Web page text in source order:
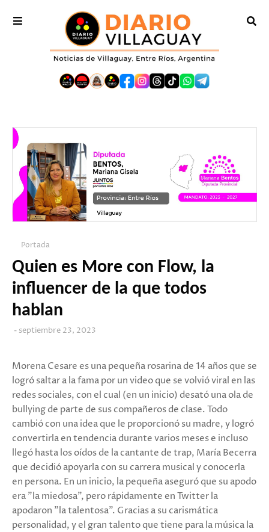
Portada
Quien es More con Flow, la
influencer de la que todos
hablan
septiembre 23, 2023
Morena Cesare es una pequeña rosarina de 14 años que se
logró saltar a la fama por un video que se volvió viral en las
redes sociales, con el cual (en un inicio) desató una ola de
bullying de parte de sus compañeros de clase. Todo
cambió con una idea que le proporcionó su madre, y logró
convertirla en tendencia durante varios meses e incluso
llegó hasta los oídos de la cantante de trap, María Becerra
que decidió apoyarla con su carrera musical y conocerla
en persona. En un inicio, la pequeña aseguró que su apodo
era "la miedosa", pero rápidamente en Twitter la
apodaron "la talentosa". Gracias a su carismática
personalidad, y el gran talento que tiene para la música la